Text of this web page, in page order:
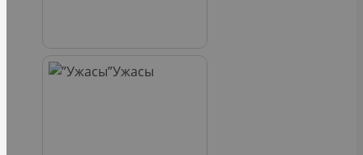
Ужасы